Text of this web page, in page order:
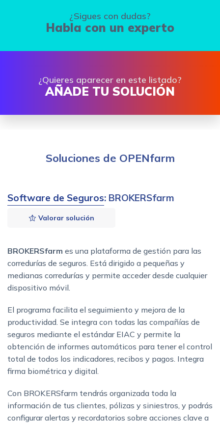
¿Sigues con dudas?
Habla con un experto
¿Quieres aparecer en este listado?
AÑADE TU SOLUCIÓN
Soluciones de OPENfarm
Software de Seguros: BROKERSfarm
Valorar solución
BROKERSfarm es una plataforma de gestión para las
corredurías de seguros. Está dirigido a pequeñas y
medianas corredurías y permite acceder desde cualquier
dispositivo móvil.
El programa facilita el seguimiento y mejora de la
productividad. Se integra con todas las compañías de
seguros mediante el estándar EIAC y permite la
obtención de informes automáticos para tener el control
total de todos los indicadores, recibos y pagos. Integra
firma biométrica y digital.
Con BROKERSfarm tendrás organizada toda la
información de tus clientes, pólizas y siniestros, y podrás
configurar alertas y recordatorios sobre acciones clave a